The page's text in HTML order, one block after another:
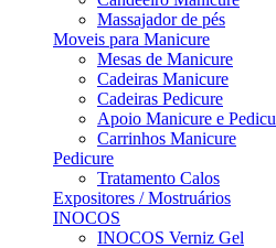
Massajador de pés
Moveis para Manicure
Mesas de Manicure
Cadeiras Manicure
Cadeiras Pedicure
Apoio Manicure e
Carrinhos Manicure
Pedicure
Tratamento Calos
Expositores / Mostruários
INOCOS
INOCOS Verniz Gel